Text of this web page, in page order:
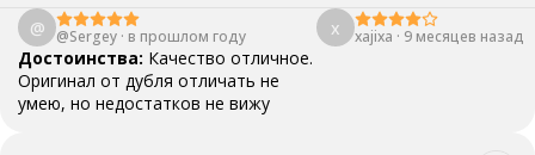
@ @Sergey · в прошлом году
Достоинства: Качество отличное.
Оригинал от дубля отличать не
умею, но недостатков не вижу
x xajixa · 9 месяцев назад